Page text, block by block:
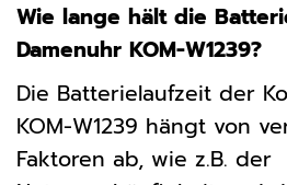
Wie lange hält die
Damenuhr KOM-W1239?
Die Batterielaufzeit der
KOM-W1239 hängt von
Faktoren ab, wie z.B. der